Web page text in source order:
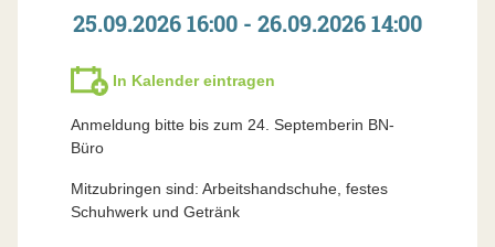
25.09.2026 16:00 - 26.09.2026 14:00
In Kalender eintragen
Anmeldung bitte bis zum 24. Septemberin BN-
Büro
Mitzubringen sind: Arbeitshandschuhe, festes
Schuhwerk und Getränk